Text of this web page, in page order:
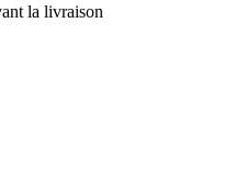
la livraison